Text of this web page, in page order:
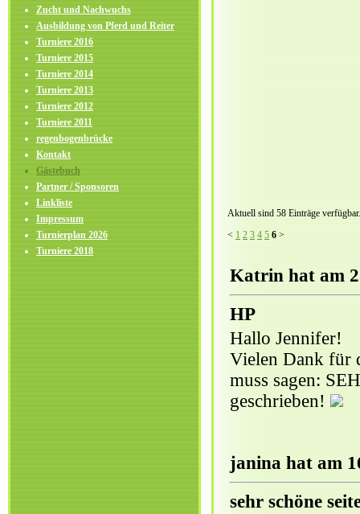
Zucht und Nachwuchs
Ausbildung von Pferd und Reiter
Turniere 2016
Turniere 2015
Turniere 2014
Turniere 2013
Turniere 2012
Turniere 2011
regenbogenbrücke
Kontakt
Gästebuch
Partner / Sponsoren
Linkliste
Impressum
Turnierplan 2026
Turniere 2018
Aktuell sind 58 Einträge verfügbar.
< 1 2 3 4 5 6 >
Katrin hat am
HP
Hallo Jennifer!
Vielen Dank für
muss sagen:
geschrieben!
janina hat am
sehr schöne